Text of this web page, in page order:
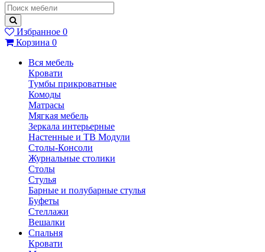
Избранное 0
Корзина 0
Вся мебель
Кровати
Тумбы прикроватные
Комоды
Матрасы
Мягкая мебель
Зеркала интерьерные
Настенные и ТВ Модули
Столы-Консоли
Журнальные столики
Столы
Стулья
Барные и полубарные стулья
Буфеты
Стеллажи
Вешалки
Cпальня
Кровати